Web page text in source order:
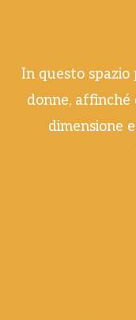
In questo
donne,
dimensione